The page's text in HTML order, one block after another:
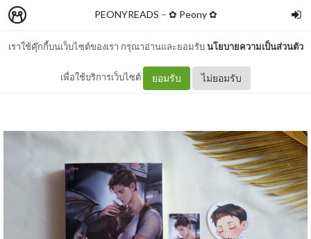
เราใช้คุ๊กกี้บนเว็บไซต์ของเรา กรุณาอ่านและยอมรับนโยบายความเป็นส่วนตัว
เพื่อใช้บริการเว็บไซต์ ยอมรับ ไม่ยอมรับ
PEONYREADS – ✿ Peony ✿
รีวิว ฝ่ากฎรักต่างโลก เล่ม 1